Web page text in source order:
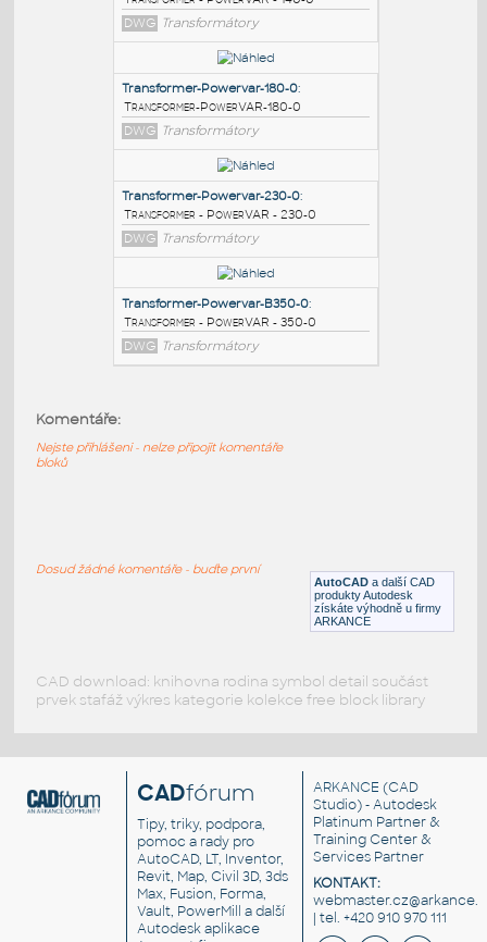
PODOBNÉ BLOKY
Transformer-Powervar-140-0:
Transformer - PowerVAR - 140-0
DWG Transformátory
Transformer-Powervar-180-0
Transformer-PowerVAR-180-0
DWG Transformátory
DWG Transformátory
AutoCAD a další CAD
produkty Autodesk
získáte výhodně u firmy
ARKANCE
Komentáře:
Nejste přihlášeni - nelze připojit komentáře
bloků
Dosud žádné komentáře - buďte první
CAD download: knihovna rodina symbol detail součást
prvek stafáž výkres kategorie kolekce free block library
CADfórum
Tipy, triky, podpora,
pomoc a rady pro
AutoCAD, LT, Inventor,
Revit, Map, Civil 3D, 3ds
Max, Fusion, Forma,
Vault, PowerMill a další
Autodesk aplikace
ARKANCE (CAD
Studio) - Autodesk
Platinum Partner &
Training Center &
Services Partner
KONTAKT:
| tel. +420 910 970 111